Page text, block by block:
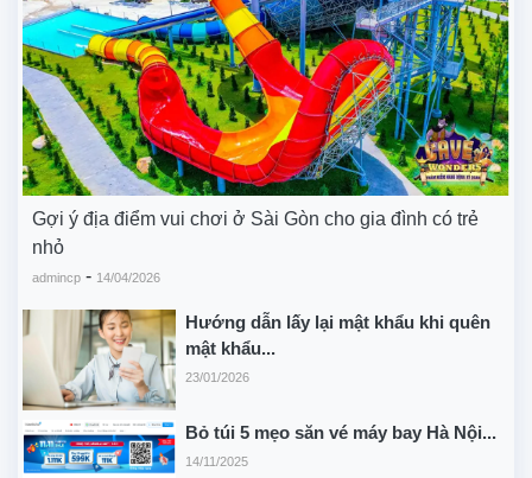
Gợi ý địa điểm vui chơi ở Sài Gòn cho gia đình có trẻ
nhỏ
admincp - 14/04/2026
Hướng dẫn lấy lại mật khẩu khi quên
mật khẩu...
23/01/2026
Bỏ túi 5 mẹo săn vé máy bay Hà Nội...
14/11/2025